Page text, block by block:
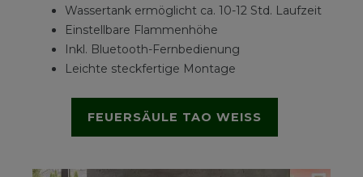
Wassertank ermöglicht ca. 10-12 Std. Laufzeit
Einstellbare Flammenhöhe
Inkl. Bluetooth-Fernbedienung
Leichte steckfertige Montage
FEUERSÄULE TAO WEISS